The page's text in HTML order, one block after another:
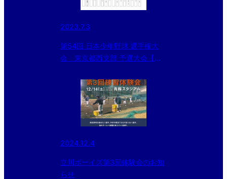
2023.7.3
第54回 日本少年野球 選手権大
会 東京都西支部 予選大会【準
2024.12.4
立川ボーイズ第3回体験会のお知
らせ